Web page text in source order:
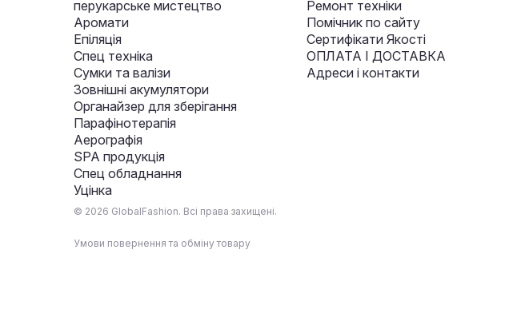
перукарське мистецтво
Аромати
Епіляція
Спец техніка
Сумки та валізи
Зовнішні акумулятори
Органайзер для зберігання
Парафінотерапія
Аерографія
SPA продукція
Спец обладнання
Уцінка
Ремонт техніки
Помічник по сайту
Сертифікати Якості
ОПЛАТА І ДОСТАВКА
Адреси і контакти
© 2026 GlobalFashion. Всі права захищені.
Умови повернення та обміну товару